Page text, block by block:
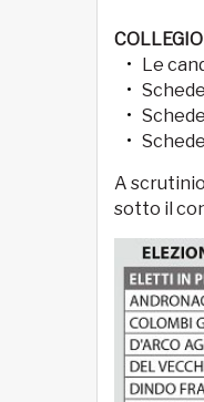
Le
A
sotto il